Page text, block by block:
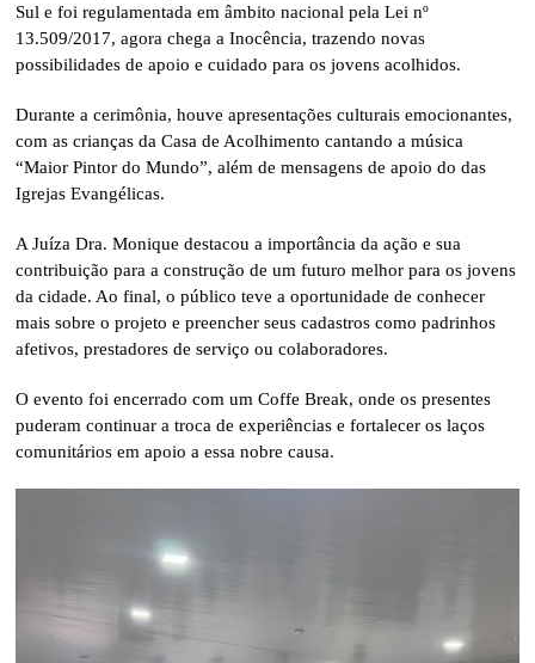
Sul e foi regulamentada em âmbito nacional pela Lei nº
13.509/2017, agora chega a Inocência, trazendo novas
possibilidades de apoio e cuidado para os jovens acolhidos.
Durante a cerimônia, houve apresentações culturais emocionantes,
com as crianças da Casa de Acolhimento cantando a música
“Maior Pintor do Mundo”, além de mensagens de apoio do das
Igrejas Evangélicas.
A Juíza Dra. Monique destacou a importância da ação e sua
contribuição para a construção de um futuro melhor para os jovens
da cidade. Ao final, o público teve a oportunidade de conhecer
mais sobre o projeto e preencher seus cadastros como padrinhos
afetivos, prestadores de serviço ou colaboradores.
O evento foi encerrado com um Coffe Break, onde os presentes
puderam continuar a troca de experiências e fortalecer os laços
comunitários em apoio a essa nobre causa.